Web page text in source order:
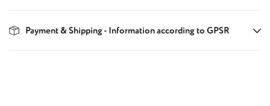
Payment & Shipping - Information according to GPSR